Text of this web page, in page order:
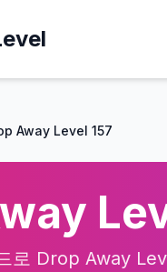
Away Level 157
로 Drop Away